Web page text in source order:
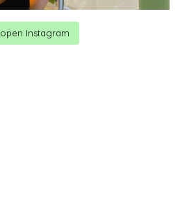
open Instagram